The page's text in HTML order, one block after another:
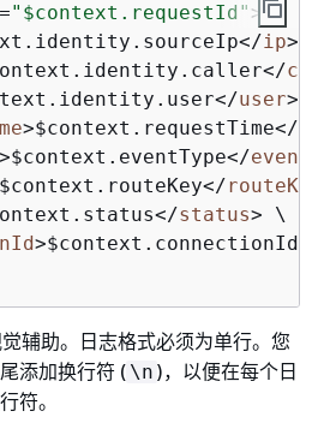
="$context.requestId" > \
</ip>
</
</user>
>$context.requestTime</
>$context.eventType</
$context.routeKey</routeKey
</status> \
>$context.connectionId
辅助。日志格式必须为单行。您
添加换行符 ( \n )，以便在每个日
符。